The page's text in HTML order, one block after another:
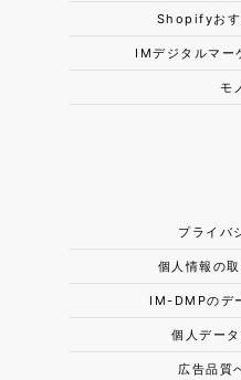
Shopifyおす
IMデジタルマー
モ
プライバ
個人情報の
IM-DMPのデ
個人デー
広告品質